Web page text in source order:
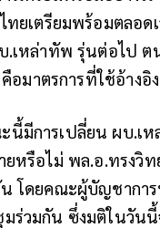
ทยเตรียมพร้อมตลอ
.เหล่าทัพ รุ่นต่อไป
คือมาตรการที่ใช้อ้าง
นี้มีการเปลี่ยน ผบ.เ
ยหรือไม่ พล.อ.ทรงวิ
โดยคณะผู้บัญชากา
ร่วมกัน ซึ่งมติในวัน